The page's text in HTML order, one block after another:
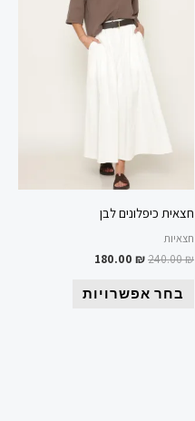
חצאית כיפלונים לבן
חצאיות
240.00₪
180.00 ₪
בחר אפשרויות
מספר
סוגים.